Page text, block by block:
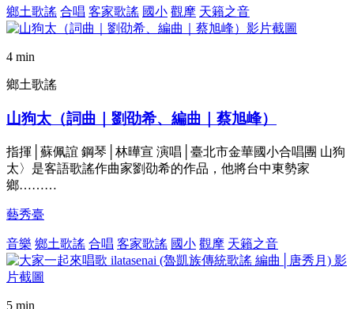
鄉土歌謠 合唱 客家歌謠 國小 觀摩 天籟之音
4 min
鄉土歌謠
山狗太（詞曲｜劉劭希、編曲｜蔡旭峰）
指揮│蘇佩誼 鋼琴│林曄宣 演唱│臺北市金華國小合唱團 山狗
太〉是客語歌謠作曲家劉劭希的作品，他將台中東勢家
鄉………
藝秀臺
音樂 鄉土歌謠 合唱 客家歌謠 國小 觀摩 天籟之音
5 min